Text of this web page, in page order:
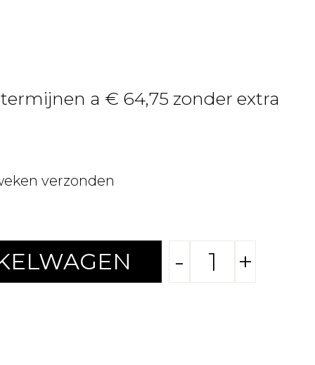
a € 64,75 zonder extra
verzonden
- +